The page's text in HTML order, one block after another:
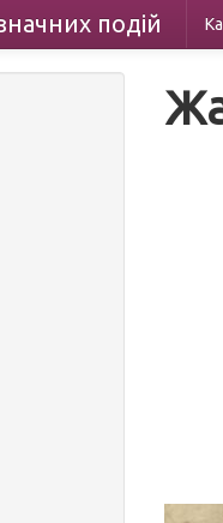
подій